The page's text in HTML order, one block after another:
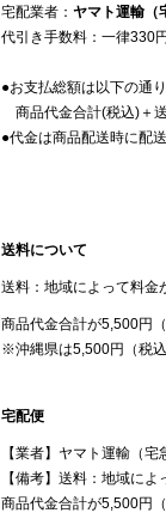
宅配業者： ヤマト運輸（
代引き手数料：一律330
●お支払総額は以下の通
商品代金合計(税込)＋
●代金は商品配送時に配
送料について
送料：地域によって料金
商品代金合計が5,500円
※沖縄県は5,500円（税
宅配便
【業者】ヤマト運輸（
【備考】送料：地域に
商品代金合計が5,500円